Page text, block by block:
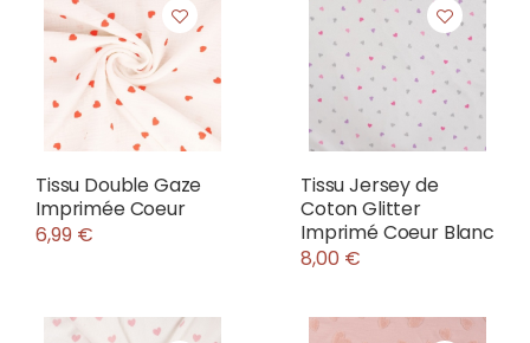
Tissu Double Gaze
Imprimée Coeur
6,99 €
Tissu Jersey de
Coton Glitter
Imprimé Coeur Blanc
8,00 €